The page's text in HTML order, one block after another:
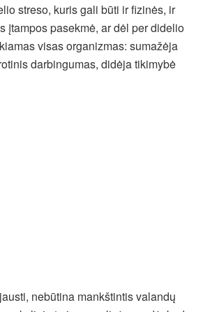
streso, kuris gali būti ir fizinės, ir
įtampos pasekmė, ar dėl per didelio
visas organizmas: sumažėja
darbingumas, didėja tikimybė
nebūtina mankštintis valandų